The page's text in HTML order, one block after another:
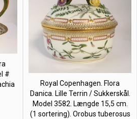
#
Royal Copenhagen. Flora
Danica. Lille Terrin / Sukkerskål.
Model 3582. Længde 15,5 cm.
(1 sortering). Orobus tuberosus